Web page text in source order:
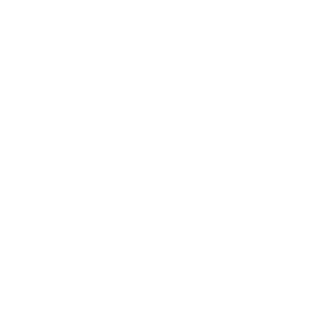
je samenwerking en Bescherm je groei